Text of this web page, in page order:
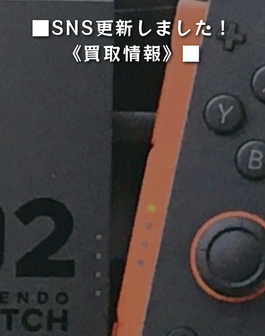
■SNS更新しました！
《買取情報》■